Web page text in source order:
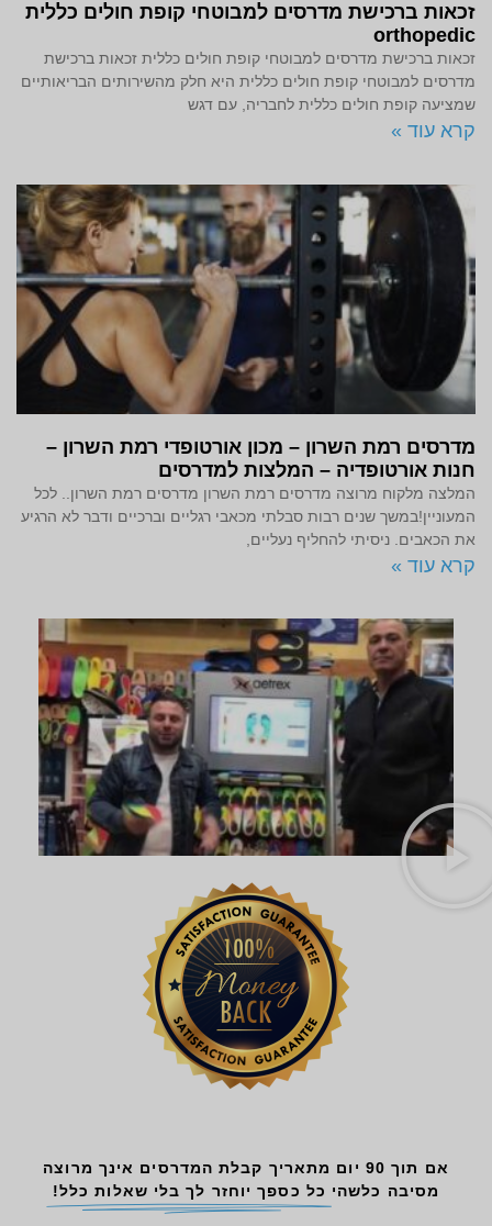
זכאות ברכישת מדרסים למבוטחי קופת חולים כללית
orthopedic
זכאות ברכישת מדרסים למבוטחי קופת חולים כללית זכאות ברכישת
מדרסים למבוטחי קופת חולים כללית היא חלק מהשירותים הבריאותיים
שמציעה קופת חולים כללית לחבריה, עם דגש
קרא עוד »
מדרסים רמת השרון – מכון אורטופדי רמת השרון –
חנות אורטופדיה – המלצות למדרסים
המלצה מלקוח מרוצה מדרסים רמת השרון מדרסים רמת השרון.. לכל
המעוניין!במשך שנים רבות סבלתי מכאבי רגליים וברכיים ודבר לא הרגיע
את הכאבים. ניסיתי להחליף נעליים,
קרא עוד »
אם תוך 90 יום מתאריך קבלת המדרסים אינך מרוצה
מסיבה כלשהי כל כספך יוחזר לך בלי שאלות כלל!